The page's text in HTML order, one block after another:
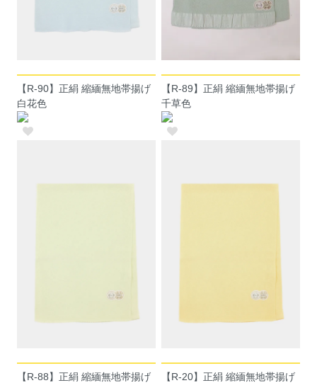
【R-90】正絹 縮緬無地帯揚げ
白花色
【R-89】正絹 縮緬無地帯揚げ
千草色
【R-88】正絹 縮緬無地帯揚げ
【R-20】正絹 縮緬無地帯揚げ